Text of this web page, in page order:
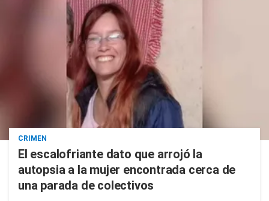
CRIMEN
El escalofriante dato que arrojó la
autopsia a la mujer encontrada cerca de
una parada de colectivos